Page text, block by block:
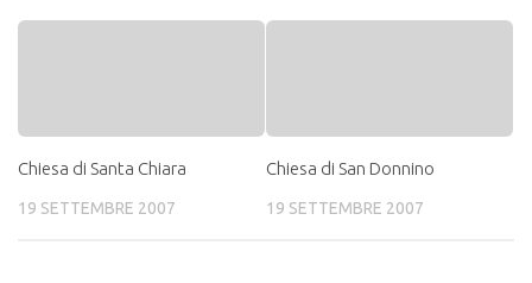
Chiesa di Santa Chiara
19 SETTEMBRE 2007
Chiesa di San Donnino
19 SETTEMBRE 2007